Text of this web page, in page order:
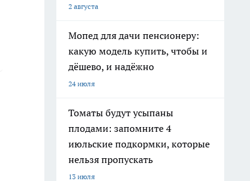
2 августа
Мопед для дачи пенсионеру:
какую модель купить, чтобы и
дёшево, и надёжно
24 июля
Томаты будут усыпаны
плодами: запомните 4
июльские подкормки, которые
нельзя пропускать
13 июля